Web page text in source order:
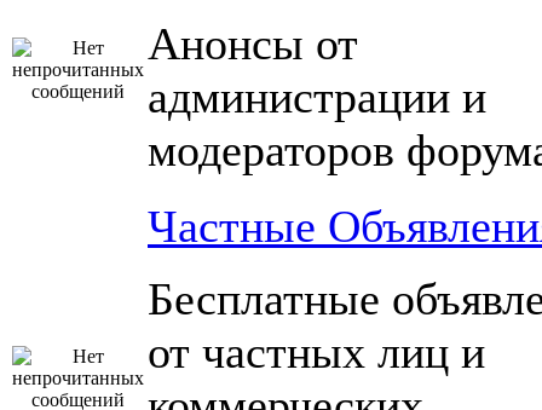
Анонсы от
администрации и
модераторов
Частные
Бесплатные
от частных лиц и